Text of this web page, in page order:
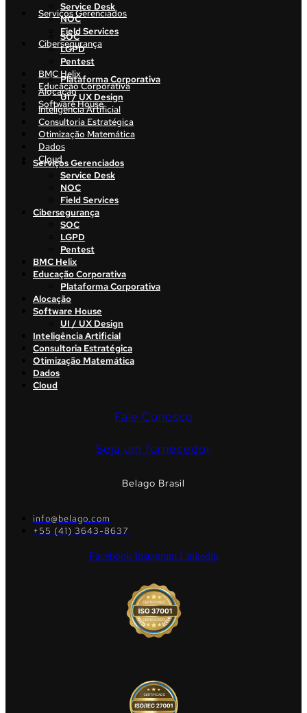
Serviços Gerenciados
Service Desk
NOC
Field Services
Cibersegurança
SOC
LGPD
Pentest
BMC Helix
Educação Corporativa
Plataforma Corporativa
Alocação
Software House
UI / UX Design
Inteligência Artificial
Consultoria Estratégica
Otimização Matemática
Dados
Cloud
Serviços Gerenciados
Service Desk
NOC
Field Services
Cibersegurança
SOC
LGPD
Pentest
BMC Helix
Educação Corporativa
Plataforma Corporativa
Alocação
Software House
UI / UX Design
Inteligência Artificial
Consultoria Estratégica
Otimização Matemática
Dados
Cloud
Fale Conosco
Seja um fornecedor
Belago Brasil
info@belago.com
+55 (41) 3643-8637
Facebook Instagram Linkedin